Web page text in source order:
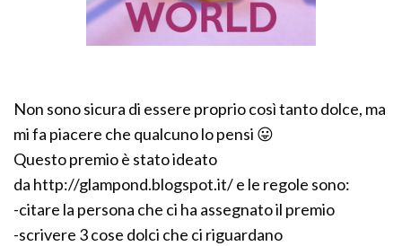
Non sono sicura di essere proprio così tanto dolce, ma
mi fa piacere che qualcuno lo pensi 😛
Questo premio è stato ideato
da http://glampond.blogspot.it/ e le regole sono:
-citare la persona che ci ha assegnato il premio
-scrivere 3 cose dolci che ci riguardano